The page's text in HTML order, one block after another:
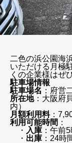
二色の浜公園海
いただける月極
くの企業様はぜ
駐車場情報
駐車場名 ：府営
所在地：大阪府
内）
月額利用料：
利用可能時間 ：
・ 入庫 ：午前
・ 出庫 ：24時